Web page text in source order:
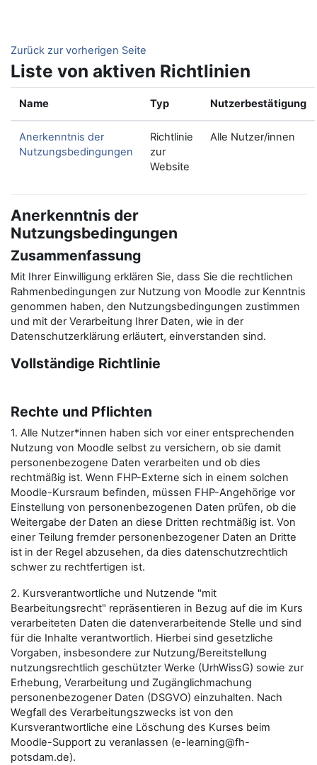
Zurück zur vorherigen Seite
Liste von aktiven Richtlinien
Name Typ Nutzerbestätigung
Anerkenntnis der
Nutzungsbedingungen
Richtlinie
zur
Website
Alle Nutzer/innen
Anerkenntnis der
Nutzungsbedingungen
Zusammenfassung
Mit Ihrer Einwilligung erklären Sie, dass Sie die rechtlichen
Rahmenbedingungen zur Nutzung von Moodle zur Kenntnis
genommen haben, den Nutzungsbedingungen zustimmen
und mit der Verarbeitung Ihrer Daten, wie in der
Datenschutzerklärung erläutert, einverstanden sind.
Vollständige Richtlinie
Rechte und Pflichten
1. Alle Nutzer*innen haben sich vor einer entsprechenden
Nutzung von Moodle selbst zu versichern, ob sie damit
personenbezogene Daten verarbeiten und ob dies
rechtmäßig ist. Wenn FHP-Externe sich in einem solchen
Moodle-Kursraum befinden, müssen FHP-Angehörige vor
Einstellung von personenbezogenen Daten prüfen, ob die
Weitergabe der Daten an diese Dritten rechtmäßig ist. Von
einer Teilung fremder personenbezogener Daten an Dritte
ist in der Regel abzusehen, da dies datenschutzrechtlich
schwer zu rechtfertigen ist.
2. Kursverantwortliche und Nutzende "mit
Bearbeitungsrecht" repräsentieren in Bezug auf die im Kurs
verarbeiteten Daten die datenverarbeitende Stelle und sind
für die Inhalte verantwortlich. Hierbei sind gesetzliche
Vorgaben, insbesondere zur Nutzung/Bereitstellung
nutzungsrechtlich geschützter Werke (UrhWissG) sowie zur
Erhebung, Verarbeitung und Zugänglichmachung
personenbezogener Daten (DSGVO) einzuhalten. Nach
Wegfall des Verarbeitungszwecks ist von den
Kursverantwortliche eine Löschung des Kurses beim
Moodle-Support zu veranlassen (e-learning@fh-
potsdam.de).